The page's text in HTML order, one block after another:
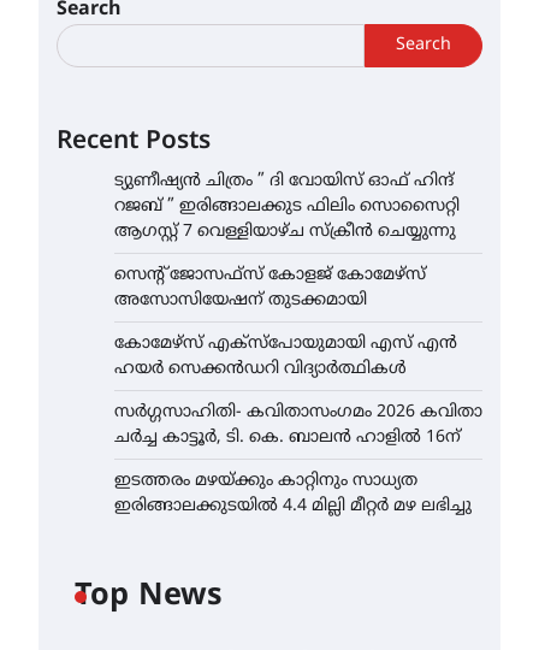
Search
Search
Recent Posts
ട്യുണീഷ്യൻ ചിത്രം ” ദി വോയിസ് ഓഫ് ഹിന്ദ്
റജബ് ” ഇരിങ്ങാലക്കുട ഫിലിം സൊസൈറ്റി
ആഗസ്റ്റ് 7 വെള്ളിയാഴ്ച സ്‌ക്രീൻ ചെയ്യുന്നു
സെന്റ് ജോസഫ്സ് കോളജ് കോമേഴ്‌സ്
അസോസിയേഷന് തുടക്കമായി
കോമേഴ്സ് എക്സ്പോയുമായി എസ് എൻ
ഹയർ സെക്കൻഡറി വിദ്യാർത്ഥികൾ
സർഗ്ഗസാഹിതി- കവിതാസംഗമം 2026 കവിതാ
ചർച്ച കാട്ടൂർ, ടി. കെ. ബാലൻ ഹാളിൽ 16ന്
ഇടത്തരം മഴയ്ക്കും കാറ്റിനും സാധ്യത
ഇരിങ്ങാലക്കുടയിൽ 4.4 മില്ലി മീറ്റർ മഴ ലഭിച്ചു
Top News